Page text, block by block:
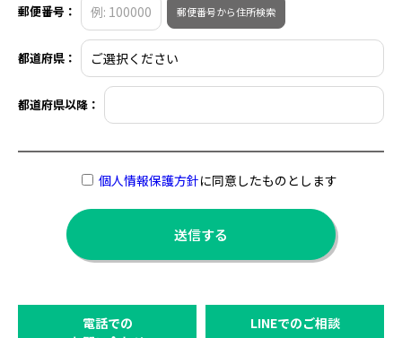
郵便番号： 郵便番号から住所検索
都道府県：
都道府県以降：
個人情報保護方針に同意したものとします
電話での
LINEでのご相談